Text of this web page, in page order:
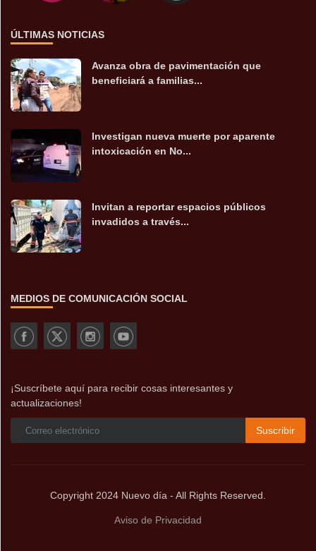
ÚLTIMAS NOTICIAS
Avanza obra de pavimentación que
beneficiará a familias...
Investigan nueva muerte por aparente
intoxicación en No...
Invitan a reportar espacios públicos
invadidos a través...
MEDIOS DE COMUNICACIÓN SOCIAL
¡Suscríbete aquí para recibir cosas interesantes y
actualizaciones!
Suscribir
Copyright 2024 Nuevo día - All Rights Reserved.
Aviso de Privacidad